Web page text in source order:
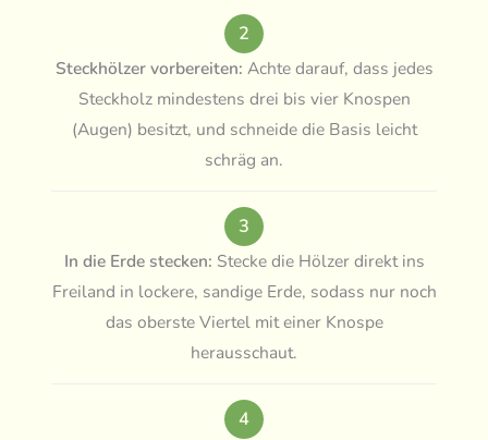
2
Steckhölzer vorbereiten: Achte darauf, dass jedes
Steckholz mindestens drei bis vier Knospen
(Augen) besitzt, und schneide die Basis leicht
schräg an.
3
In die Erde stecken: Stecke die Hölzer direkt ins
Freiland in lockere, sandige Erde, sodass nur noch
das oberste Viertel mit einer Knospe
herausschaut.
4